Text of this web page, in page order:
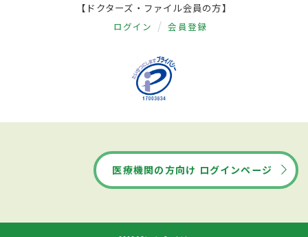
【ドクターズ・ファイル会員の方】
ログイン 会員登録
医療機関の方向け ログインページ